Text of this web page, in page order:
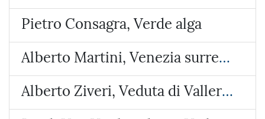
Pietro Consagra, Verde alga
Alberto Martini, Venezia surreale
Alberto Ziveri, Veduta di Vallerano